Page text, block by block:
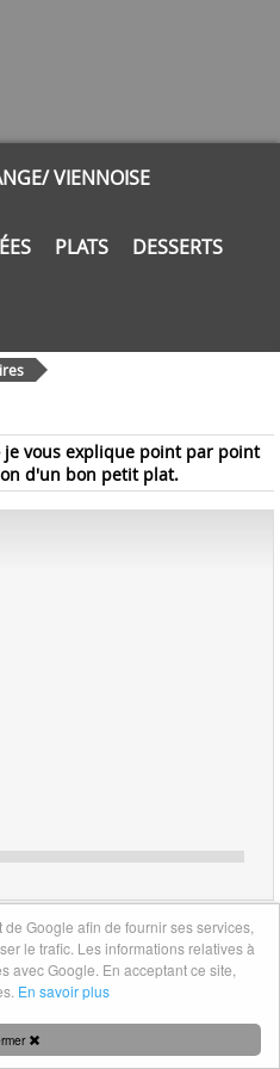
VIENNOISE
PLATS DESSERTS
vous explique point par point
d'un bon petit plat.
légales|Nous contacter
Google afin de fournir ses services,
le trafic. Les informations relatives à
avec Google. En acceptant ce site,
En savoir plus